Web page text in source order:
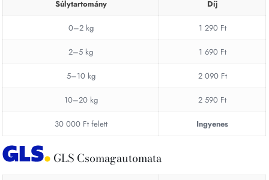
Súlytartomány Díj
0–2 kg 1 290 Ft
2–5 kg 1 690 Ft
5–10 kg 2 090 Ft
10–20 kg 2 590 Ft
30 000 Ft felett Ingyenes
GLS Csomagautomata